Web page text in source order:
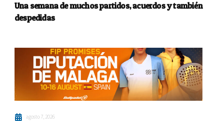
Una semana de muchos partidos, acuerdos y también
despedidas
agosto 7, 2026